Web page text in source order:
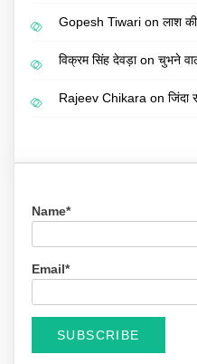
Gopesh Tiwari on लाश
विक्रम सिंह देवड़ाon चुभने
Rajeev Chikara on जिंदा
Name*
Email*